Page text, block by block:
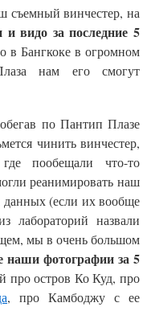
съемный винчестер, на
и видо за последние 5
в Бангкоке в огромном
нам его смогут
по Пантип Плазе
чинить винчестер,
пообещали что-то
реанимировать наш
(если их вообще
лабораторий назвали
мы в очень большом
наши фотографии за 5
про остров Ко Куд, про
, про Камбоджу с ее